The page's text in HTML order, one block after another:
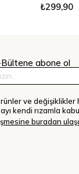
₺299,90
Bültene abone ol
ve değişiklikler
kendi rızamla
buradan